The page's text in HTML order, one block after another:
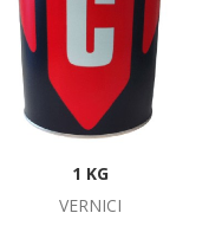
1 KG
VERNICI